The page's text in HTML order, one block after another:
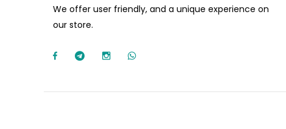
We offer user friendly, and a unique experience on
our store.